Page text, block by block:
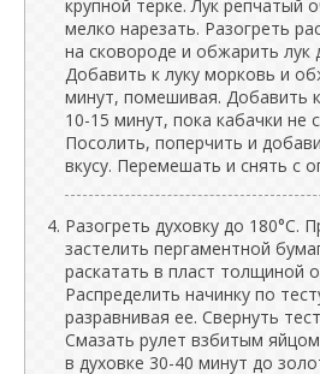
крупной терке. Лук репчатый
мелко нарезать. Разогреть
на сковороде и обжарить лук
Добавить к луку морковь и
минут, помешивая. Добавить
10-15 минут, пока кабачки не
Посолить, поперчить и
вкусу. Перемешать и снять с
Разогреть духовку до 180°C.
застелить пергаментной
раскатать в пласт толщиной
Распределить начинку по
разравнивая ее. Свернуть
Смазать рулет взбитым
в духовке 30-40 минут до